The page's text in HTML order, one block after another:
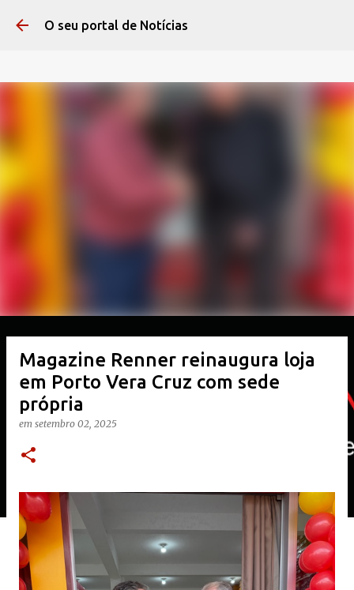
O seu portal de Notícias
Magazine Renner reinaugura loja
em Porto Vera Cruz com sede
própria
em setembro 02, 2025